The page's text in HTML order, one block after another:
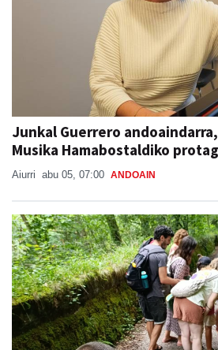
Junkal Guerrero
Musika Hamabostaldiko
Aiurri abu 05, 07:00 ANDOAIN